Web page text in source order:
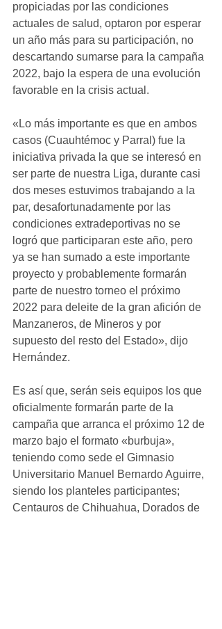
propiciadas por las condiciones
actuales de salud, optaron por esperar
un año más para su participación, no
descartando sumarse para la campaña
2022, bajo la espera de una evolución
favorable en la crisis actual.
«Lo más importante es que en ambos
casos (Cuauhtémoc y Parral) fue la
iniciativa privada la que se interesó en
ser parte de nuestra Liga, durante casi
dos meses estuvimos trabajando a la
par, desafortunadamente por las
condiciones extradeportivas no se
logró que participaran este año, pero
ya se han sumado a este importante
proyecto y probablemente formarán
parte de nuestro torneo el próximo
2022 para deleite de la gran afición de
Manzaneros, de Mineros y por
supuesto del resto del Estado», dijo
Hernández.
Es así que, serán seis equipos los que
oficialmente formarán parte de la
campaña que arranca el próximo 12 de
marzo bajo el formato «burbuja»,
teniendo como sede el Gimnasio
Universitario Manuel Bernardo Aguirre,
siendo los planteles participantes;
Centauros de Chihuahua, Dorados de